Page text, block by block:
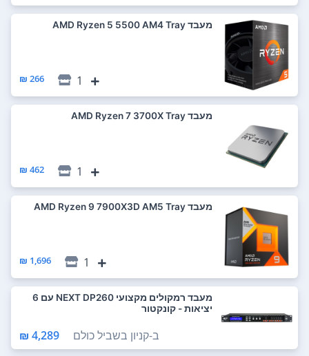
מעבד AMD Ryzen 5 5500 AM4 Tray
1
266 ₪
מעבד AMD Ryzen 7 3700X Tray
1
462 ₪
מעבד AMD Ryzen 9 7900X3D AM5 Tray
1
1,696 ₪
מעבד רמקולים מקצועי NEXT DP260 עם 6
יציאות - קונקטור
ב-קניון בשביל כולם 4,289 ₪